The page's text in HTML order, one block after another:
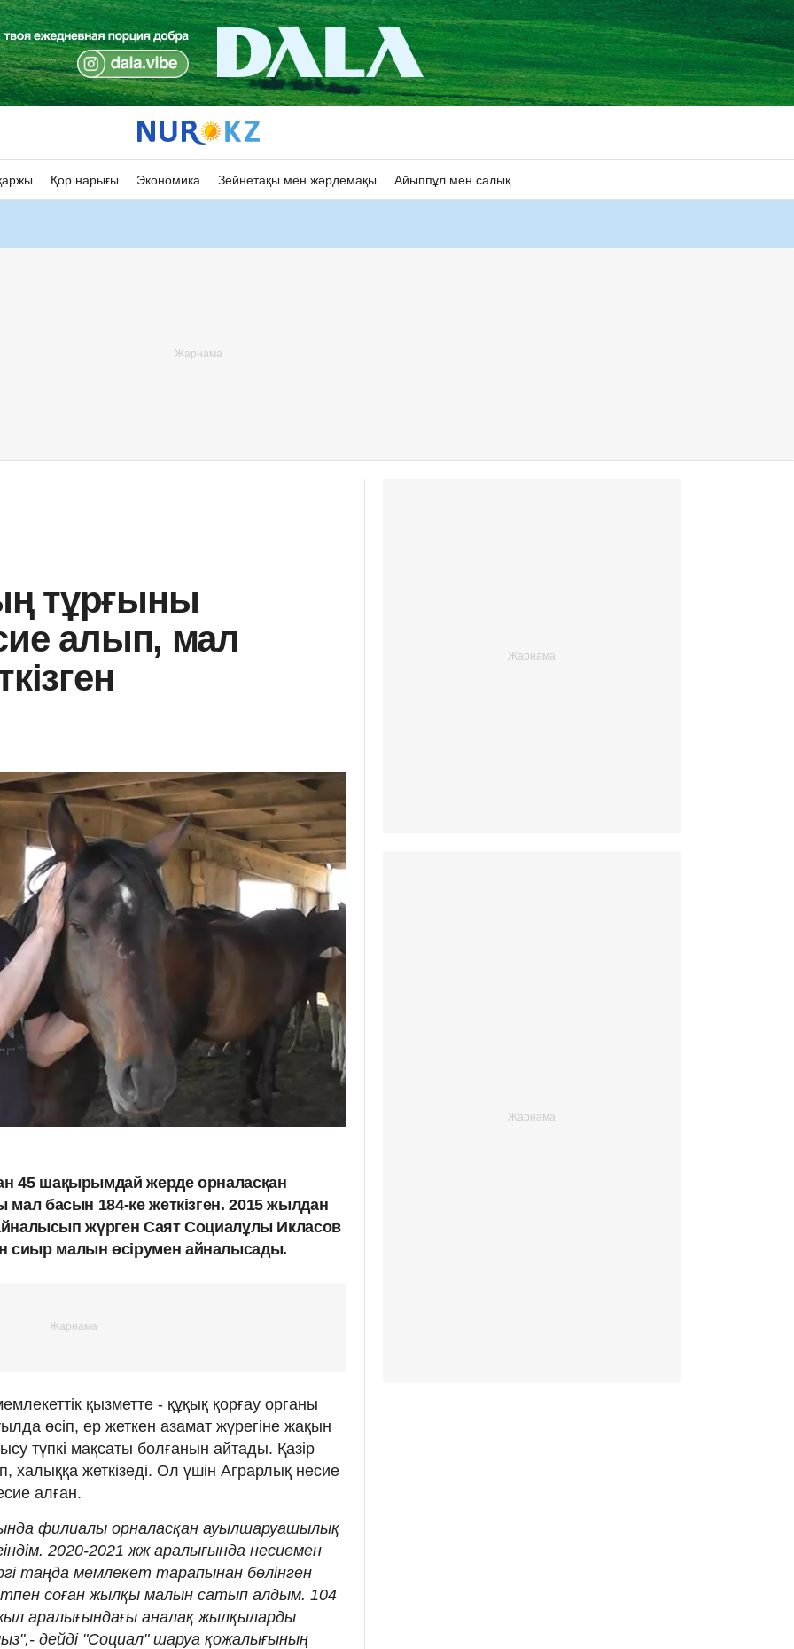
Қор нарығы Экономика Зейнетақы мен жәрдемақы Айыппұл мен салық
тұрғыны
алып, мал
45 шақырымдай жерде орналасқан
басын 184-ке жеткізген. 2015 жылдан
айналысып жүрген Саят Социалұлы Икласов
малын өсірумен айналысады.
қызметте - құқық қорғау органы
өсіп, ер жеткен азамат жүрегіне жақын
түпкі мақсаты болғанын айтады. Қазір
халыққа жеткізеді. Ол үшін Аграрлық несие
алған.
филиалы орналасқан ауылшаруашылық
2020-2021 жж аралығында несиемен
таңда мемлекет тарапынан бөлінген
соған жылқы малын сатып алдым. 104
аралығындағы аналақ жылқыларды
дейді "Социал" шаруа қожалығының